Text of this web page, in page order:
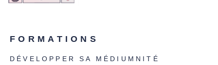
FORMATIONS
DÉVELOPPER SA MÉDIUMNITÉ